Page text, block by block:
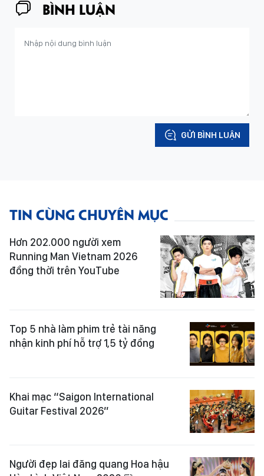
BÌNH LUẬN
GỬI BÌNH LUẬN
TIN CÙNG CHUYÊN MỤC
Hơn 202.000 người xem
Running Man Vietnam 2026
đồng thời trên YouTube
Top 5 nhà làm phim trẻ tài năng
nhận kinh phí hỗ trợ 1,5 tỷ đồng
Khai mạc “Saigon International
Guitar Festival 2026”
Người đẹp lai đăng quang Hoa hậu